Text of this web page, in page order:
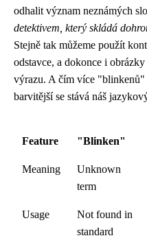
odhalit význam neznámých
detektivem, který skládá
Stejně tak můžeme použít
odstavce, a dokonce i
výrazu. A čím více "blinkenů"
barvitější se stává náš
Feature "Blinken"
Meaning
Unknown
term
Usage
Not found in
standard